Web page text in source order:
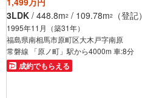
3LDK / 448.8m2 / 109.78m2 （登記）
1995年11月（築31年）
福島県南相馬市原町区大木戸字南原
常磐線 「原ノ町」駅から4000m 車:8分
成約でもらえる